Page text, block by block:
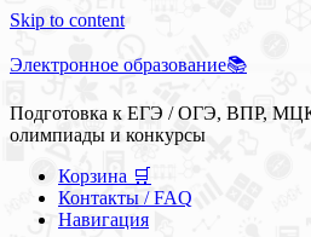
Skip to content
Электронное образование📚
Подготовка к ЕГЭ / ОГЭ, ВПР,
олимпиады и конкурсы
Корзина 🛒
Контакты / FAQ
Навигация